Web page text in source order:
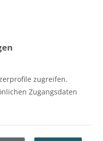
zugreifen.
Zugangsdaten